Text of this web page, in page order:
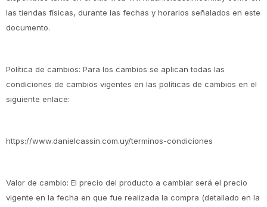
las tiendas físicas, durante las fechas y horarios señalados en este
documento.
Política de cambios: Para los cambios se aplican todas las
condiciones de cambios vigentes en las políticas de cambios en el
siguiente enlace:
https://www.danielcassin.com.uy/terminos-condiciones
Valor de cambio: El precio del producto a cambiar será el precio
vigente en la fecha en que fue realizada la compra (detallado en la